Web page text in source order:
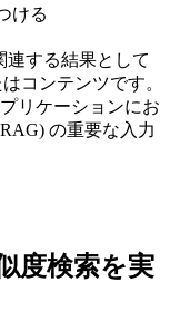
ける
する結果として
コンテンツです。
リケーションにお
の重要な入力
度検索を実